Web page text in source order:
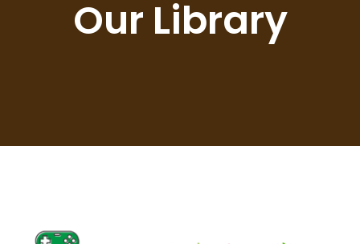
Our Library